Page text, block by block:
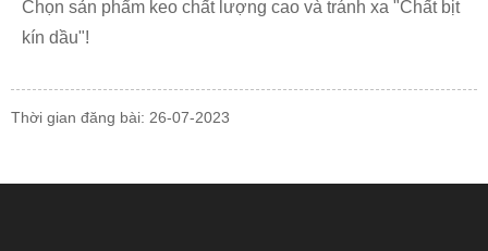
Chọn sản phẩm keo chất lượng cao và tránh xa "Chất bịt
kín dầu"!
Thời gian đăng bài: 26-07-2023